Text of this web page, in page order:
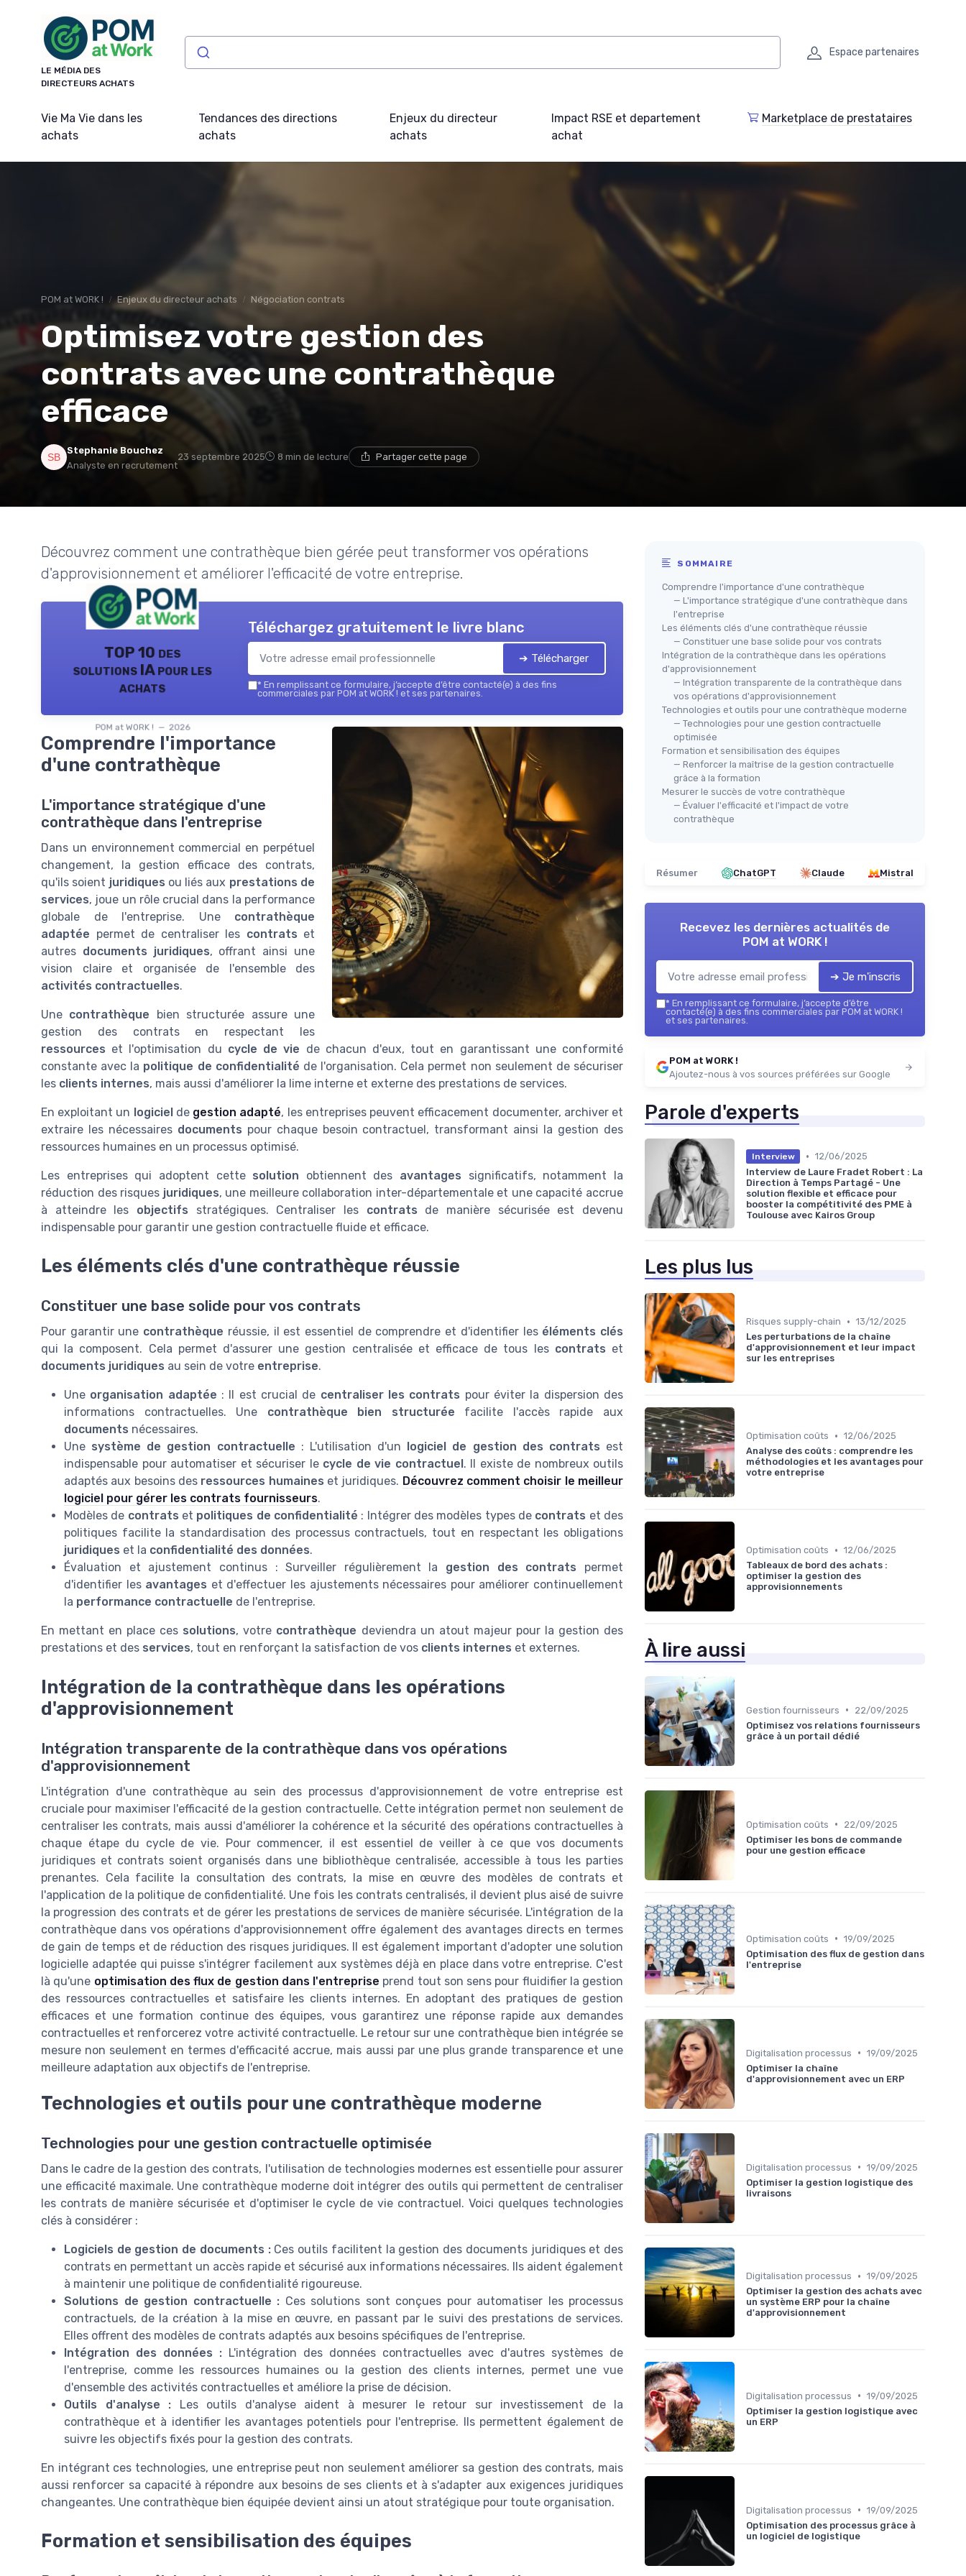
LE MÉDIA DES
DIRECTEURS ACHATS
Espace partenaires
Vie Ma Vie dans les
achats
Tendances des directions
achats
Enjeux du directeur
achats
Impact RSE et departement
achat
Marketplace de prestataires
POM at WORK ! Enjeux du directeur achats Négociation contrats
Optimisez votre gestion des
contrats avec une contrathèque
efficace
Stephanie Bouchez
Analyste en recrutement
23 septembre 2025 8 min de lecture Partager cette page
Découvrez comment une contrathèque bien gérée peut transformer vos opérations
d'approvisionnement et améliorer l'efficacité de votre entreprise.
TOP 10 des
solutions IA pour les
achats
POM at WORK ! — 2026
Téléchargez gratuitement le livre blanc
➔ Télécharger
* En remplissant ce formulaire, j’accepte d’être contacté(e) à des fins
commerciales par POM at WORK ! et ses partenaires.
Comprendre l'importance
d'une contrathèque
L'importance stratégique d'une
contrathèque dans l'entreprise
Dans un environnement commercial en perpétuel
changement, la gestion efficace des contrats,
qu'ils soient juridiques ou liés aux prestations de
services, joue un rôle crucial dans la performance
globale de l'entreprise. Une contrathèque
adaptée permet de centraliser les contrats et
autres documents juridiques, offrant ainsi une
vision claire et organisée de l'ensemble des
activités contractuelles.
Une contrathèque bien structurée assure une
gestion des contrats en respectant les
ressources et l'optimisation du cycle de vie de chacun d'eux, tout en garantissant une conformité
constante avec la politique de confidentialité de l'organisation. Cela permet non seulement de sécuriser
les clients internes, mais aussi d'améliorer la lime interne et externe des prestations de services.
En exploitant un logicielde gestion adapté, les entreprises peuvent efficacement documenter, archiver et
extraire les nécessaires documents pour chaque besoin contractuel, transformant ainsi la gestion des
ressources humaines en un processus optimisé.
Les entreprises qui adoptent cette solution obtiennent des avantages significatifs, notamment la
réduction des risques juridiques, une meilleure collaboration inter-départementale et une capacité accrue
à atteindre les objectifs stratégiques. Centraliser les contrats de manière sécurisée est devenu
indispensable pour garantir une gestion contractuelle fluide et efficace.
Les éléments clés d'une contrathèque réussie
Constituer une base solide pour vos contrats
Pour garantir une contrathèque réussie, il est essentiel de comprendre et d'identifier les éléments clés
qui la composent. Cela permet d'assurer une gestion centralisée et efficace de tous les contrats et
documents juridiques au sein de votre entreprise.
Une organisation adaptée : Il est crucial de centraliser les contrats pour éviter la dispersion des
informations contractuelles. Une contrathèque bien structurée facilite l'accès rapide aux
documents nécessaires.
Une système de gestion contractuelle : L'utilisation d'un logiciel de gestion des contrats est
indispensable pour automatiser et sécuriser le cycle de vie contractuel . Il existe de nombreux outils
adaptés aux besoins des ressources humaines et juridiques. Découvrez comment choisir le meilleur
logiciel pour gérer les contrats fournisseurs.
Modèles de contrats et politiques de confidentialité : Intégrer des modèles types de contrats et des
politiques facilite la standardisation des processus contractuels, tout en respectant les obligations
juridiques et la confidentialité des données.
Évaluation et ajustement continus : Surveiller régulièrement la gestion des contrats permet
d'identifier les avantages et d'effectuer les ajustements nécessaires pour améliorer continuellement
la performance contractuelle de l'entreprise.
En mettant en place ces solutions, votre contrathèque deviendra un atout majeur pour la gestion des
prestations et des services, tout en renforçant la satisfaction de vos clients internes et externes.
Intégration de la contrathèque dans les opérations
d'approvisionnement
Intégration transparente de la contrathèque dans vos opérations
d'approvisionnement
L'intégration d'une contrathèque au sein des processus d'approvisionnement de votre entreprise est
cruciale pour maximiser l'efficacité de la gestion contractuelle. Cette intégration permet non seulement de
centraliser les contrats, mais aussi d'améliorer la cohérence et la sécurité des opérations contractuelles à
chaque étape du cycle de vie. Pour commencer, il est essentiel de veiller à ce que vos documents
juridiques et contrats soient organisés dans une bibliothèque centralisée, accessible à tous les parties
prenantes. Cela facilite la consultation des contrats, la mise en œuvre des modèles de contrats et
l'application de la politique de confidentialité. Une fois les contrats centralisés, il devient plus aisé de suivre
la progression des contrats et de gérer les prestations de services de manière sécurisée. L'intégration de la
contrathèque dans vos opérations d'approvisionnement offre également des avantages directs en termes
de gain de temps et de réduction des risques juridiques. Il est également important d'adopter une solution
logicielle adaptée qui puisse s'intégrer facilement aux systèmes déjà en place dans votre entreprise. C'est
là qu'une optimisation des flux de gestion dans l'entreprise prend tout son sens pour fluidifier la gestion
des ressources contractuelles et satisfaire les clients internes. En adoptant des pratiques de gestion
efficaces et une formation continue des équipes, vous garantirez une réponse rapide aux demandes
contractuelles et renforcerez votre activité contractuelle. Le retour sur une contrathèque bien intégrée se
mesure non seulement en termes d'efficacité accrue, mais aussi par une plus grande transparence et une
meilleure adaptation aux objectifs de l'entreprise.
Technologies et outils pour une contrathèque moderne
Technologies pour une gestion contractuelle optimisée
Dans le cadre de la gestion des contrats, l'utilisation de technologies modernes est essentielle pour assurer
une efficacité maximale. Une contrathèque moderne doit intégrer des outils qui permettent de centraliser
les contrats de manière sécurisée et d'optimiser le cycle de vie contractuel. Voici quelques technologies
clés à considérer :
Logiciels de gestion de documents :Ces outils facilitent la gestion des documents juridiques et des
contrats en permettant un accès rapide et sécurisé aux informations nécessaires. Ils aident également
à maintenir une politique de confidentialité rigoureuse.
Solutions de gestion contractuelle : Ces solutions sont conçues pour automatiser les processus
contractuels, de la création à la mise en œuvre, en passant par le suivi des prestations de services.
Elles offrent des modèles de contrats adaptés aux besoins spécifiques de l'entreprise.
Intégration des données : L'intégration des données contractuelles avec d'autres systèmes de
l'entreprise, comme les ressources humaines ou la gestion des clients internes, permet une vue
d'ensemble des activités contractuelles et améliore la prise de décision.
Outils d'analyse : Les outils d'analyse aident à mesurer le retour sur investissement de la
contrathèque et à identifier les avantages potentiels pour l'entreprise. Ils permettent également de
suivre les objectifs fixés pour la gestion des contrats.
En intégrant ces technologies, une entreprise peut non seulement améliorer sa gestion des contrats, mais
aussi renforcer sa capacité à répondre aux besoins de ses clients et à s'adapter aux exigences juridiques
changeantes. Une contrathèque bien équipée devient ainsi un atout stratégique pour toute organisation.
Formation et sensibilisation des équipes
SOMMAIRE
Comprendre l'importance d'une contrathèque
— L'importance stratégique d'une contrathèque dans
l'entreprise
Les éléments clés d'une contrathèque réussie
— Constituer une base solide pour vos contrats
Intégration de la contrathèque dans les opérations
d'approvisionnement
— Intégration transparente de la contrathèque dans
vos opérations d'approvisionnement
Technologies et outils pour une contrathèque moderne
— Technologies pour une gestion contractuelle
optimisée
Formation et sensibilisation des équipes
— Renforcer la maîtrise de la gestion contractuelle
grâce à la formation
Mesurer le succès de votre contrathèque
— Évaluer l'efficacité et l'impact de votre
contrathèque
Résumer ChatGPT Claude Mistral
Recevez les dernières actualités de
POM at WORK !
➔ Je m'inscris
* En remplissant ce formulaire, j’accepte d’être
contacté(e) à des fins commerciales par POM at WORK !
et ses partenaires.
POM at WORK !
Ajoutez-nous à vos sources préférées sur Google
Parole d'experts
Interview • 12/06/2025
Interview de Laure Fradet Robert : La
Direction à Temps Partagé - Une
solution flexible et efficace pour
booster la compétitivité des PME à
Toulouse avec Kairos Group
Les plus lus
Risques supply-chain • 13/12/2025
Les perturbations de la chaîne
d'approvisionnement et leur impact
sur les entreprises
Optimisation coûts • 12/06/2025
Analyse des coûts : comprendre les
méthodologies et les avantages pour
votre entreprise
Optimisation coûts • 12/06/2025
Tableaux de bord des achats :
optimiser la gestion des
approvisionnements
À lire aussi
Gestion fournisseurs •
22/09/2025
Optimisez vos relations fournisseurs
grâce à un portail dédié
Optimisation coûts •
22/09/2025
Optimiser les bons de commande
pour une gestion efficace
Optimisation coûts • 19/09/2025
Optimisation des flux de gestion dans
l'entreprise
Digitalisation processus • 19/09/2025
Optimiser la chaîne
d'approvisionnement avec un ERP
Digitalisation processus • 19/09/2025
Optimiser la gestion logistique des
livraisons
Digitalisation processus • 19/09/2025
Optimiser la gestion des achats avec
un système ERP pour la chaîne
d'approvisionnement
Digitalisation processus • 19/09/2025
Optimiser la gestion logistique avec
un ERP
Digitalisation processus • 19/09/2025
Optimisation des processus grâce à
un logiciel de logistique